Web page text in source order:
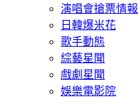
演唱會搶票情報
日韓爆米花
歌手動態
綜藝星聞
戲劇星聞
娛樂電影院